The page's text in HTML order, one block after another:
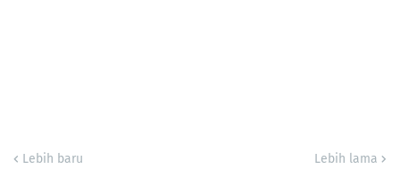
Lebih baru Lebih lama